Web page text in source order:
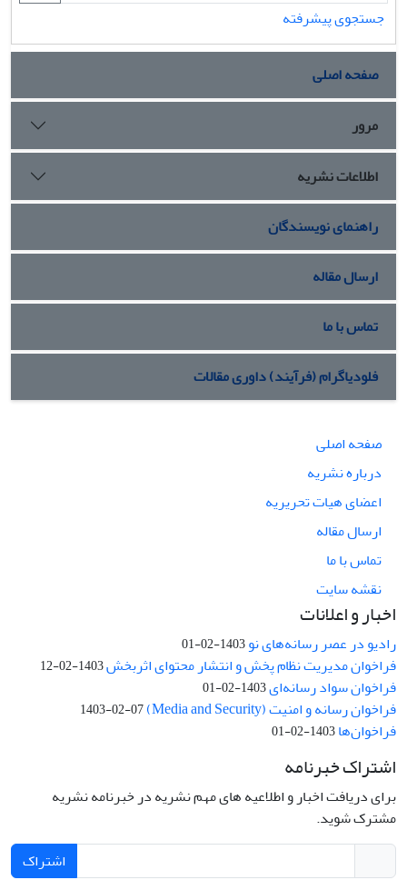
جستجوی پیشرفته
صفحه اصلی
مرور
اطلاعات نشریه
راهنمای نویسندگان
ارسال مقاله
تماس با ما
فلودیاگرام (فرآیند) داوری مقالات
صفحه اصلی
درباره نشریه
اعضای هیات تحریریه
ارسال مقاله
تماس با ما
نقشه سایت
اخبار و اعلانات
رادیو در عصر رسانه‌های نو1403-02-01
فراخوان مدیریت نظام پخش و انتشار محتوای اثربخش1403-02-12
فراخوان سواد رسانه‌ای1403-02-01
فراخوان رسانه و امنیت (Media and Security) 1403-02-07
فراخوان‌ها1403-02-01
اشتراک خبرنامه
برای دریافت اخبار و اطلاعیه های مهم نشریه در خبرنامه نشریه
مشترک شوید.
اشتراک